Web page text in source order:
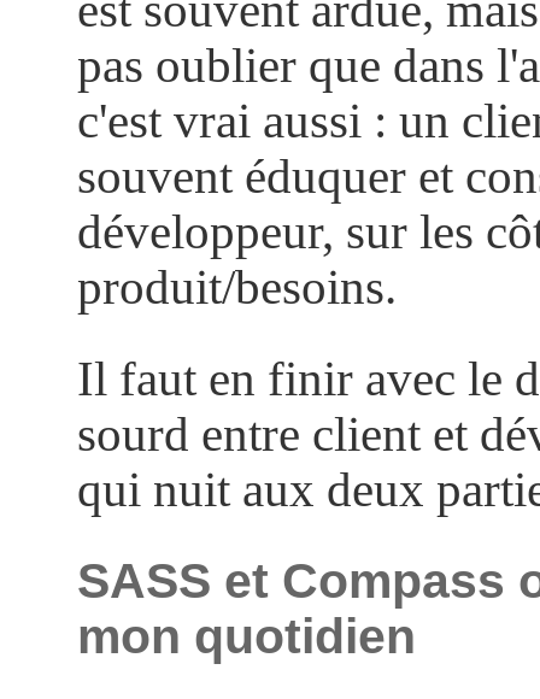
pas oublier que dans
c'est vrai aussi : un
souvent éduquer et
développeur, sur les
produit/besoins.
Il faut en finir avec le
sourd entre client et
qui nuit aux deux
SASS et Compass
mon quotidien